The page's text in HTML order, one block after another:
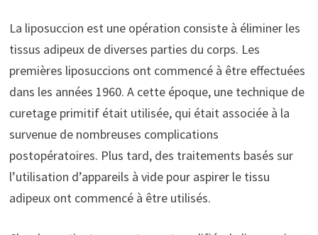
La liposuccion est une opération consiste à éliminer les
tissus adipeux de diverses parties du corps. Les
premières liposuccions ont commencé à être effectuées
dans les années 1960. A cette époque, une technique de
curetage primitif était utilisée, qui était associée à la
survenue de nombreuses complications
postopératoires. Plus tard, des traitements basés sur
l’utilisation d’appareils à vide pour aspirer le tissu
adipeux ont commencé à être utilisés.